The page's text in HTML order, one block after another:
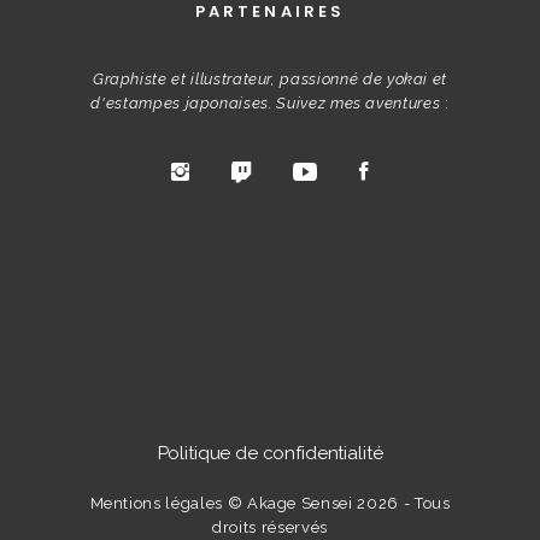
PARTENAIRES
Graphiste et illustrateur, passionné de yokai et
d'estampes japonaises. Suivez mes aventures :
Politique de confidentialité
Mentions légales © Akage Sensei 2026 - Tous
droits réservés